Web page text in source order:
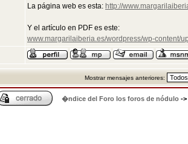
La página web es esta: http://
Y el artículo en PDF es este:
www.margarilaiberia.es/wordpress/wp-content/
Mostrar mensajes anteriores:
�ndice del Foro los foros de nódulo ->